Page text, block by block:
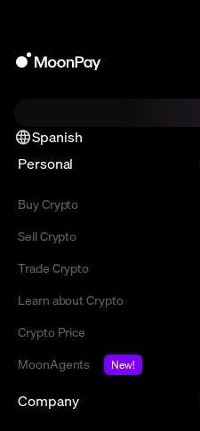
Spanish
Personal
Buy Crypto
Sell Crypto
Trade Crypto
Learn about Crypto
Crypto Price
MoonAgents
New!
Company